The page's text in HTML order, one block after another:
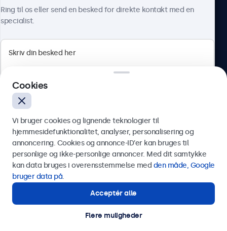
Herstedøstervej 27-29, unit A, 2620 Albertslund, Danmark
Dansk
© 2026 Beetronics
Ring til os eller send en besked for direkte kontakt med en
specialist.
Send
Eller ring til os på
Kontakt vores specialister.
Cookies
Vi bruger cookies og lignende teknologier til
hjemmesidefunktionalitet, analyser, personalisering og
annoncering. Cookies og annonce-ID’er kan bruges til
personlige og ikke-personlige annoncer. Med dit samtykke
kan data bruges i overensstemmelse med den måde, Google
bruger data på.
Acceptér alle
Flere muligheder